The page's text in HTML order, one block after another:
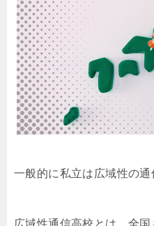
一般的に私立は広域性の通